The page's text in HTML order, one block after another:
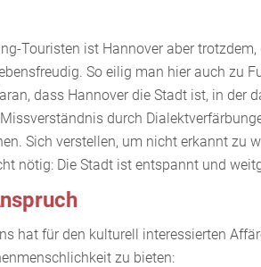
Touristen ist Hannover aber
So eilig man hier auch zu
dass Hannover die Stadt ist, in der
durch
Sich verstellen, um nicht erkannt zu
nötig: Die Stadt ist entspannt und
hat für den kulturell interessierten
zu bieten: